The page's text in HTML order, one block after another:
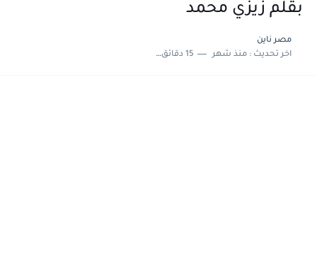
بقلم زيزي محمد
مصر ناين
اخر تحديث :منذ شهر 15 دقائق للقراءة